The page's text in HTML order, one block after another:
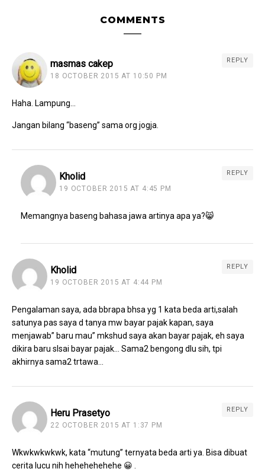
COMMENTS
masmas cakep
18 OCTOBER 2015 AT 10:50 PM
REPLY
Haha. Lampung…
Jangan bilang “baseng” sama org jogja.
Kholid
19 OCTOBER 2015 AT 4:45 PM
REPLY
Memangnya baseng bahasa jawa artinya apa ya?😸
Kholid
19 OCTOBER 2015 AT 4:44 PM
REPLY
Pengalaman saya, ada bbrapa bhsa yg 1 kata beda arti,salah
satunya pas saya d tanya mw bayar pajak kapan, saya
menjawab” baru mau” mkshud saya akan bayar pajak, eh saya
dikira baru slsai bayar pajak… Sama2 bengong dlu sih, tpi
akhirnya sama2 trtawa…
Heru Prasetyo
22 OCTOBER 2015 AT 1:37 PM
REPLY
Wkwkwkwkwk, kata “mutung” ternyata beda arti ya. Bisa dibuat
cerita lucu nih hehehehehehe 😀 .